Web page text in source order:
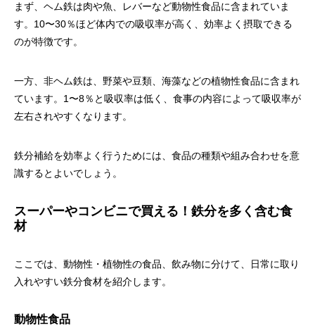
まず、ヘム鉄は肉や魚、レバーなど動物性食品に含まれていま
す。10〜30％ほど体内での吸収率が高く、効率よく摂取できる
のが特徴です。
一方、非ヘム鉄は、野菜や豆類、海藻などの植物性食品に含まれ
ています。1〜8％と吸収率は低く、食事の内容によって吸収率が
左右されやすくなります。
鉄分補給を効率よく行うためには、食品の種類や組み合わせを意
識するとよいでしょう。
スーパーやコンビニで買える！鉄分を多く含む食
材
ここでは、動物性・植物性の食品、飲み物に分けて、日常に取り
入れやすい鉄分食材を紹介します。
動物性食品